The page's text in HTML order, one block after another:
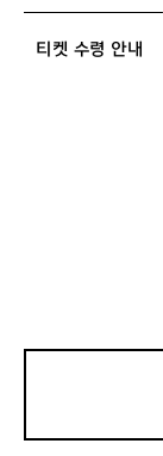
티켓 수령 안내